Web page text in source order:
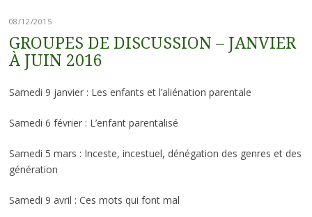
08/12/2015
GROUPES DE DISCUSSION – JANVIER
À JUIN 2016
Samedi 9 janvier : Les enfants et l’aliénation parentale
Samedi 6 février : L’enfant parentalisé
Samedi 5 mars : Inceste, incestuel, dénégation des genres et des
génération
Samedi 9 avril : Ces mots qui font mal